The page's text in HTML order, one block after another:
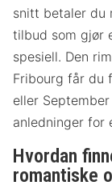
snitt betaler du
tilbud som gjør
spesiell. Den
Fribourg får du
eller
anledninger for
Hvordan
romantiske